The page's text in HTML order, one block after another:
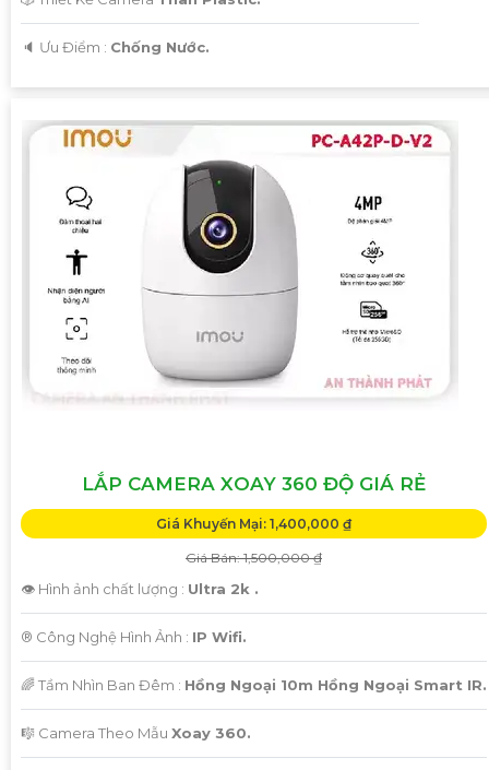
️🔈 Ưu Điểm : Chống Nước.
LẮP CAMERA XOAY 360 ĐỘ GIÁ RẺ
Giá Khuyến Mại: 1,400,000 ₫
Giá Bán: 1,500,000 ₫
👁 Hình ảnh chất lượng : Ultra 2k .
®️ Công Nghệ Hình Ảnh : IP Wifi.
🌈 Tầm Nhìn Ban Đêm : Hồng Ngoại 10m Hồng Ngoại Smart IR.
🎼️ Camera Theo Mẫu Xoay 360.